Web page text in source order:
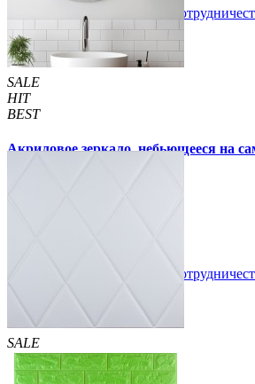
Купить
SALE
HIT
BEST
Акриловое зеркало, небьющееся на
SALE
HIT